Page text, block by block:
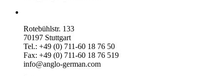
Rotebühlstr. 133
70197 Stuttgart
Tel.: +49 (0) 711-60 18 76 50
Fax: +49 (0) 711-60 18 76 519
info@anglo-german.com